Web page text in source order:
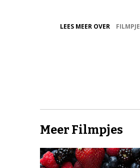
LEES MEER OVER FILMPJE
Meer Filmpjes